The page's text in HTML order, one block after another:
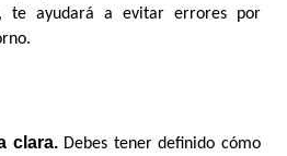
te ayudará a evitar errores por
clara. Debes tener definido cómo